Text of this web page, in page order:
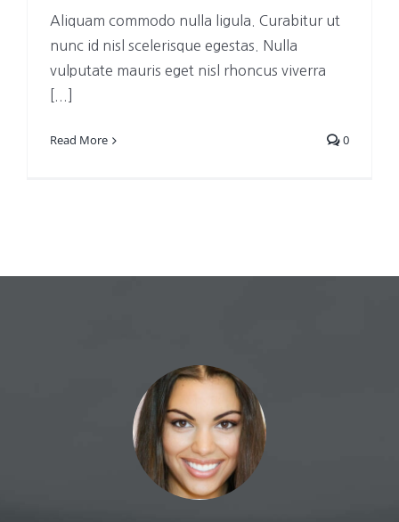
Aliquam commodo nulla ligula. Curabitur ut
nunc id nisl scelerisque egestas. Nulla
vulputate mauris eget nisl rhoncus viverra
Read More 0